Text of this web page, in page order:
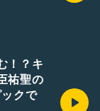
！？キ
祐聖の
クで